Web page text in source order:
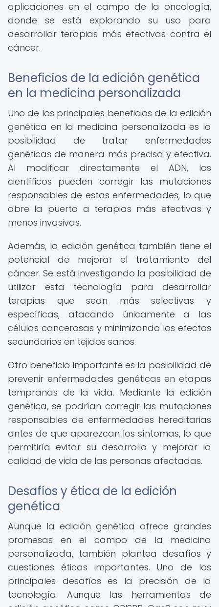
aplicaciones en el campo de la oncología,
donde se está explorando su uso para
desarrollar terapias más efectivas contra el
cáncer.
Beneficios de la edición genética
en la medicina personalizada
Uno de los principales beneficios de la edición
genética en la medicina personalizada es la
posibilidad de tratar enfermedades
genéticas de manera más precisa y efectiva.
Al modificar directamente el ADN, los
científicos pueden corregir las mutaciones
responsables de estas enfermedades, lo que
abre la puerta a terapias más efectivas y
menos invasivas.
Además, la edición genética también tiene el
potencial de mejorar el tratamiento del
cáncer. Se está investigando la posibilidad de
utilizar esta tecnología para desarrollar
terapias que sean más selectivas y
específicas, atacando únicamente a las
células cancerosas y minimizando los efectos
secundarios en tejidos sanos.
Otro beneficio importante es la posibilidad de
prevenir enfermedades genéticas en etapas
tempranas de la vida. Mediante la edición
genética, se podrían corregir las mutaciones
responsables de enfermedades hereditarias
antes de que aparezcan los síntomas, lo que
permitiría evitar su desarrollo y mejorar la
calidad de vida de las personas afectadas.
Desafíos y ética de la edición
genética
Aunque la edición genética ofrece grandes
promesas en el campo de la medicina
personalizada, también plantea desafíos y
cuestiones éticas importantes. Uno de los
principales desafíos es la precisión de la
tecnología. Aunque las herramientas de